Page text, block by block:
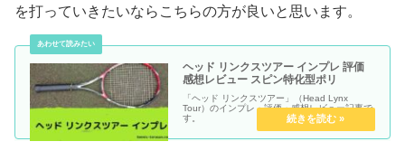
を打っていきたいならこちらの方が良いと思います。
ヘッド リンクスツアー インプレ 評価
感想レビュー スピン特化型ポリ
「ヘッド リンクスツアー」（Head Lynx
Tour）のインプレ・評価・感想レビュー記事で
す。